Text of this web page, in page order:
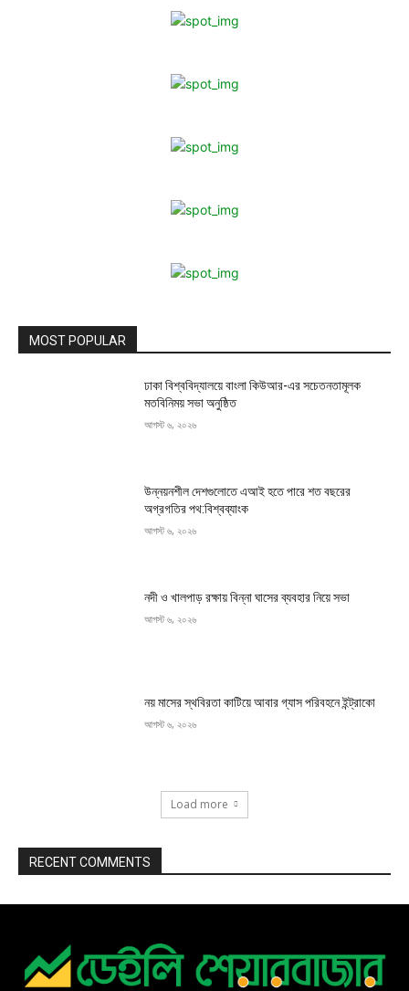
MOST POPULAR
ঢাকা বিশ্ববিদ্যালয়ে বাংলা কিউআর-এর সচেতনতামূলক
মতবিনিময় সভা অনুষ্ঠিত
আগস্ট ৬, ২০২৬
উন্নয়নশীল দেশগুলোতে এআই হতে পারে শত বছরের
অগ্রগতির পথ:বিশ্বব্যাংক
আগস্ট ৬, ২০২৬
নদী ও খালপাড় রক্ষায় বিন্না ঘাসের ব্যবহার নিয়ে সভা
আগস্ট ৬, ২০২৬
নয় মাসের স্থবিরতা কাটিয়ে আবার গ্যাস পরিবহনে ইন্ট্রাকো
আগস্ট ৬, ২০২৬
Load more
RECENT COMMENTS